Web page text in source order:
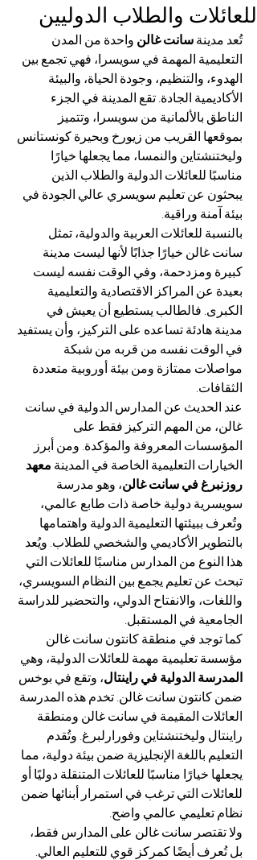
للعائلات والطلاب الدوليين
تُعد مدينة سانت غالن واحدة من المدن
التعليمية المهمة في سويسرا، فهي تجمع بين
الهدوء، والتنظيم، وجودة الحياة، والبيئة
الأكاديمية الجادة. تقع المدينة في الجزء
الناطق بالألمانية من سويسرا، وتتميز
بموقعها القريب من زيورخ وبحيرة كونستانس
وليختنشتاين والنمسا، مما يجعلها خيارًا
مناسبًا للعائلات الدولية والطلاب الذين
يبحثون عن تعليم سويسري عالي الجودة في
بيئة آمنة وراقية.
بالنسبة للعائلات العربية والدولية، تمثل
سانت غالن خيارًا جذابًا لأنها ليست مدينة
كبيرة ومزدحمة، وفي الوقت نفسه ليست
بعيدة عن المراكز الاقتصادية والتعليمية
الكبرى. فالطالب يستطيع أن يعيش في
مدينة هادئة تساعده على التركيز، وأن يستفيد
في الوقت نفسه من قربه من شبكة
مواصلات ممتازة ومن بيئة أوروبية متعددة
الثقافات.
عند الحديث عن المدارس الدولية في سانت
غالن، من المهم التركيز فقط على
المؤسسات المعروفة والمؤكدة. ومن أبرز
الخيارات التعليمية الخاصة في المدينة معهد
روزنبرغ في سانت غالن، وهو مدرسة
سويسرية دولية خاصة ذات طابع عالمي،
وتُعرف ببيئتها التعليمية الدولية واهتمامها
بالتطوير الأكاديمي والشخصي للطلاب. ويُعد
هذا النوع من المدارس مناسبًا للعائلات التي
تبحث عن تعليم يجمع بين النظام السويسري،
واللغات، والانفتاح الدولي، والتحضير للدراسة
الجامعية في المستقبل.
كما توجد في منطقة كانتون سانت غالن
مؤسسة تعليمية مهمة للعائلات الدولية، وهي
المدرسة الدولية في راينتال، وتقع في بوخس
ضمن كانتون سانت غالن. تخدم هذه المدرسة
العائلات المقيمة في سانت غالن ومنطقة
راينتال وليختنشتاين وفورارلبرغ. وتُقدم
التعليم باللغة الإنجليزية ضمن بيئة دولية، مما
يجعلها خيارًا مناسبًا للعائلات المتنقلة دوليًا أو
للعائلات التي ترغب في استمرار أبنائها ضمن
نظام تعليمي عالمي واضح.
ولا تقتصر سانت غالن على المدارس فقط،
بل تُعرف أيضًا كمركز قوي للتعليم العالي.